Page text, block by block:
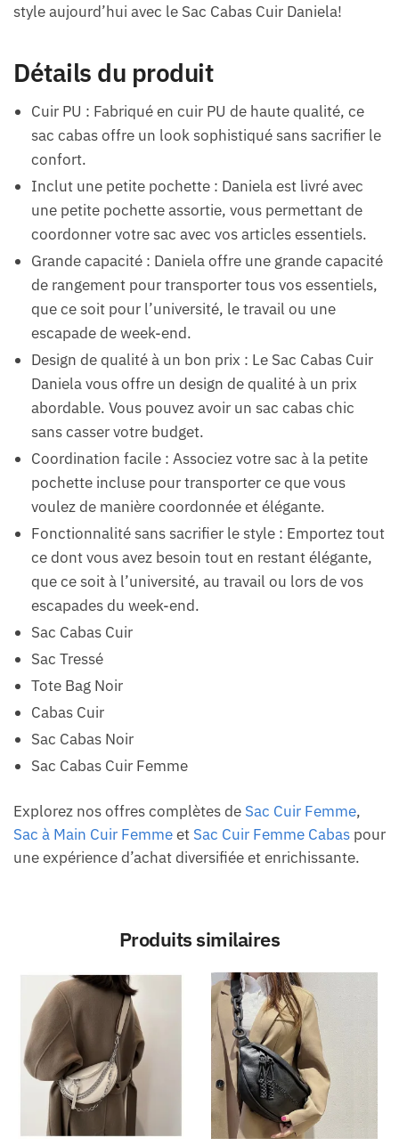
style aujourd’hui avec le Sac Cabas Cuir Daniela!
Détails du produit
Cuir PU : Fabriqué en cuir PU de haute qualité, ce
sac cabas offre un look sophistiqué sans sacrifier le
confort.
Inclut une petite pochette : Daniela est livré avec
une petite pochette assortie, vous permettant de
coordonner votre sac avec vos articles essentiels.
Grande capacité : Daniela offre une grande capacité
de rangement pour transporter tous vos essentiels,
que ce soit pour l’université, le travail ou une
escapade de week-end.
Design de qualité à un bon prix : Le Sac Cabas Cuir
Daniela vous offre un design de qualité à un prix
abordable. Vous pouvez avoir un sac cabas chic
sans casser votre budget.
Coordination facile : Associez votre sac à la petite
pochette incluse pour transporter ce que vous
voulez de manière coordonnée et élégante.
Fonctionnalité sans sacrifier le style : Emportez tout
ce dont vous avez besoin tout en restant élégante,
que ce soit à l’université, au travail ou lors de vos
escapades du week-end.
Sac Cabas Cuir
Sac Tressé
Tote Bag Noir
Cabas Cuir
Sac Cabas Noir
Sac Cabas Cuir Femme
Explorez nos offres complètes de Sac Cuir Femme,
Sac à Main Cuir Femmeet Sac Cuir Femme Cabas pour
une expérience d’achat diversifiée et enrichissante.
Produits similaires